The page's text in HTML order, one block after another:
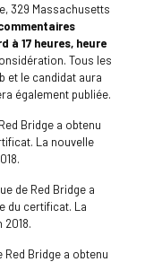
329 Massachusetts
17 heures, heure
Tous les
et le candidat aura
également publiée.
Bridge a obtenu
La nouvelle
de Red Bridge a
du certificat. La
Bridge a obtenu